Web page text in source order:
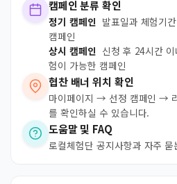
캠페인 분류 확인
정기 캠페인 발표일과 체험기
캠페인
상시 캠페인 신청 후 24시간
험이 가능한 캠페인
협찬 배너 위치 확인
마이페이지 → 선정 캠페인 →
를 확인하실 수 있습니다.
도움말 및 FAQ
로컬체험단 공지사항과 자주